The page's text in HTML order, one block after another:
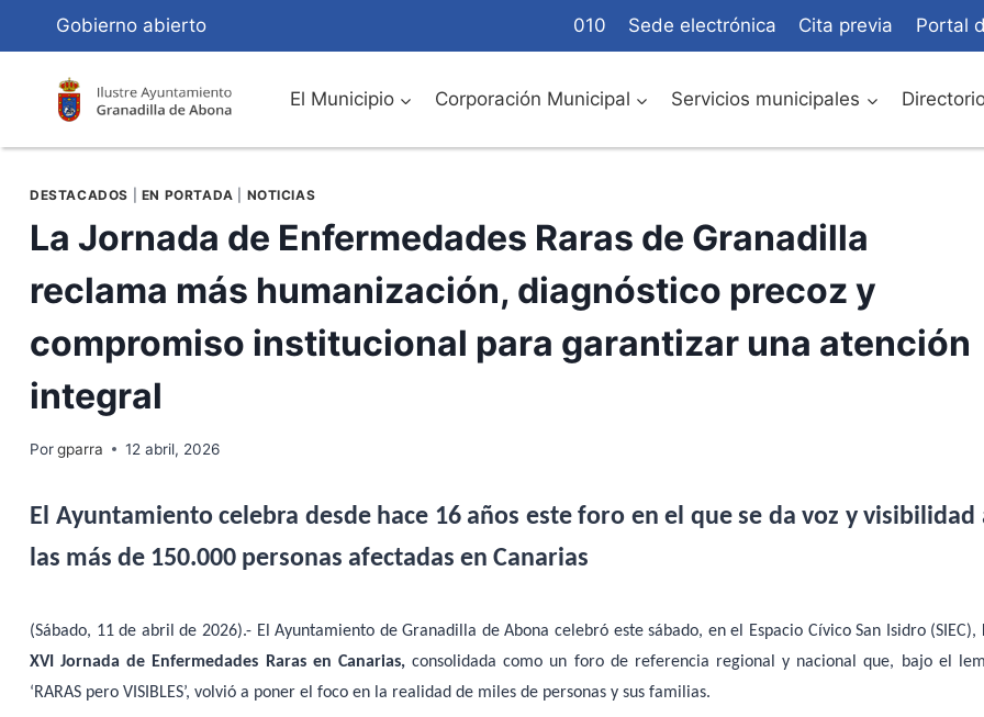
Contenido
Gobierno abierto 010 Sede electrónica Cita previa Portal
El Municipio Corporación Municipal Servicios municipales
DESTACADOS EN PORTADA NOTICIAS
La Jornada de Enfermedades Raras de Granadilla
reclama más humanización, diagnóstico precoz y
compromiso institucional para garantizar una atención
integral
Porgparra 12 abril, 2026
El Ayuntamiento celebra desde hace 16 años este foro en el que se da voz y visibilidad
las más de 150.000 personas afectadas en Canarias
(Sábado, 11 de abril de 2026).- El Ayuntamiento de Granadilla de Abona celebró este sábado, en el Espacio Cívico San Isidro (SIEC),
XVI Jornada de Enfermedades Raras en Canarias,consolidada como un foro de referencia regional y nacional que, bajo el
‘RARAS pero VISIBLES’, volvió a poner el foco en la realidad de miles de personas y sus familias.